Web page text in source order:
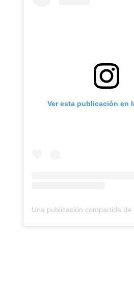
Ver esta publicación en